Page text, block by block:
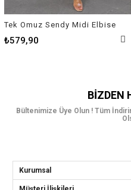
Tek Omuz Sendy Midi Elbise
₺579,90
BIZDEN
Bültenimize Üye Olun ! Tüm
Kurumsal